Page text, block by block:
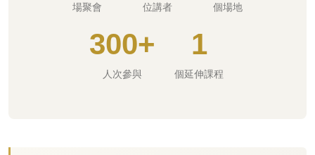
場聚會 位講者 個場地
300+
人次參與
1
個延伸課程